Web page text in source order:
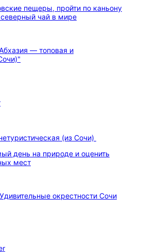
пещеры, пройти по каньону
чай в мире
(из Сочи)
день на природе и оценить
мест